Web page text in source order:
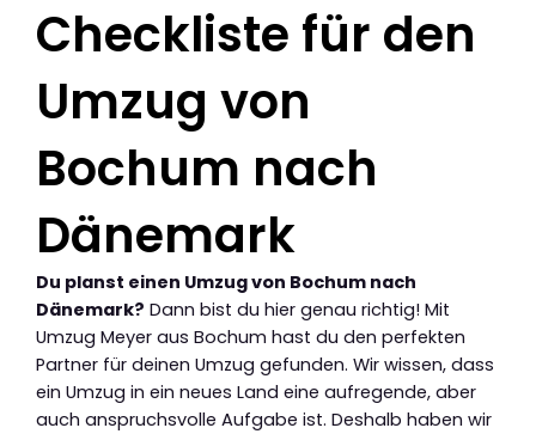
Checkliste für den
Umzug von
Bochum nach
Dänemark
Du planst einen Umzug von Bochum nach
Dänemark? Dann bist du hier genau richtig! Mit
Umzug Meyer aus Bochum hast du den perfekten
Partner für deinen Umzug gefunden. Wir wissen, dass
ein Umzug in ein neues Land eine aufregende, aber
auch anspruchsvolle Aufgabe ist. Deshalb haben wir